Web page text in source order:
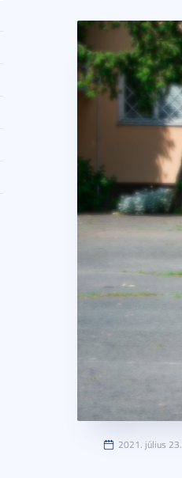
2021. július 23.